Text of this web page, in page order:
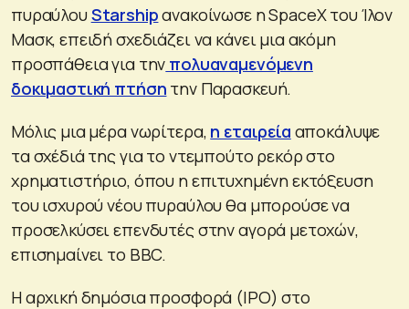
πυραύλουStarshipανακοίνωσε η SpaceX του Ίλον
Μασκ, επειδή σχεδιάζει να κάνει μια ακόμη
προσπάθεια για την πολυαναμενόμενη
δοκιμαστική πτήση την Παρασκευή.
Μόλις μια μέρα νωρίτερα, η εταιρεία αποκάλυψε
τα σχέδιά της για το ντεμπούτο ρεκόρ στο
χρηματιστήριο, όπου η επιτυχημένη εκτόξευση
του ισχυρού νέου πυραύλου θα μπορούσε να
προσελκύσει επενδυτές στην αγορά μετοχών,
επισημαίνει το BBC.
Η αρχική δημόσια προσφορά (IPO) στο